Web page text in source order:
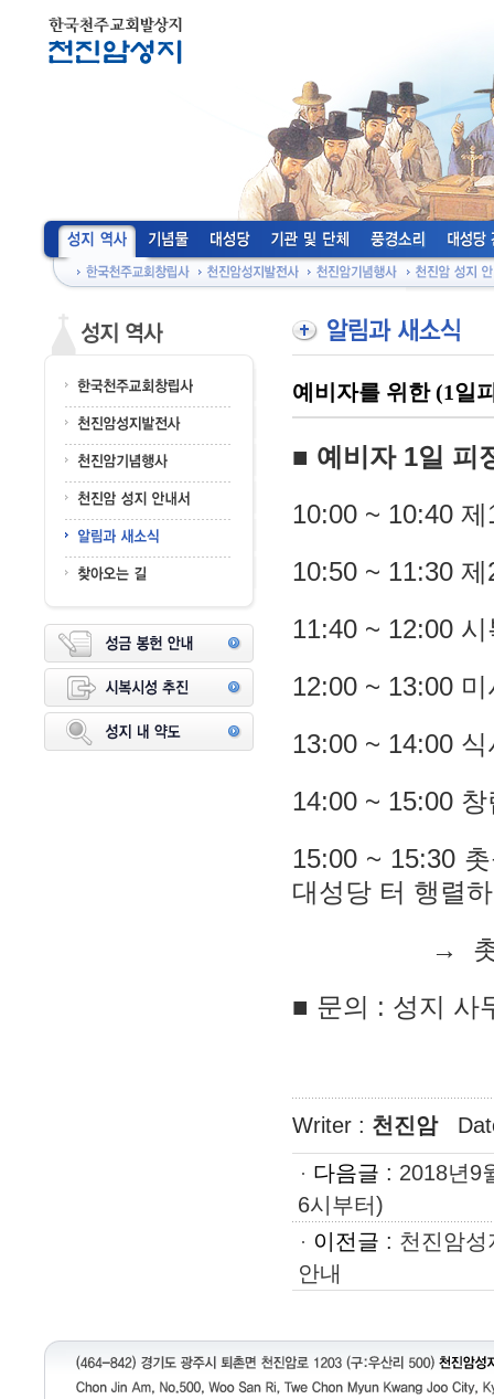
예비자를 위한 (1일
■ 예비자 1일 피
10:00 ~ 10:40
10:50 ~ 11:30
11:40 ~ 12:00
12:00 ~ 13:00 미
13:00 ~ 14:00
14:00 ~ 15:00
15:00 ~ 15:30
대성당 터 행렬
→ 촛불기도
■ 문의 : 성지 사
Writer : 천진암
다음글 : 2018년9
6시부터)
이전글 : 천진암
안내